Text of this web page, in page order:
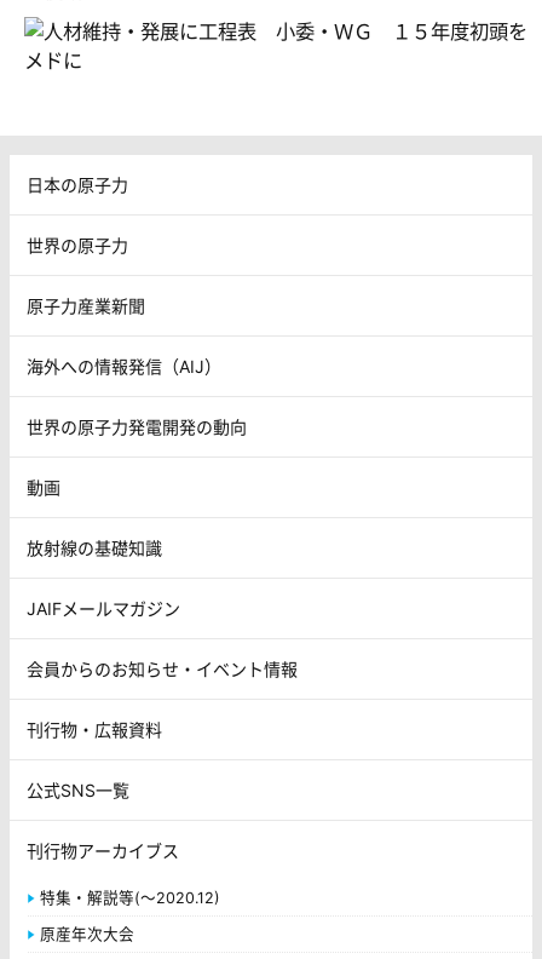
日本の原子力
世界の原子力
原子力産業新聞
海外への情報発信（AIJ）
世界の原子力発電開発の動向
動画
放射線の基礎知識
JAIFメールマガジン
会員からのお知らせ・イベント情報
刊行物・広報資料
公式SNS一覧
刊行物アーカイブス
特集・解説等(～2020.12)
原産年次大会